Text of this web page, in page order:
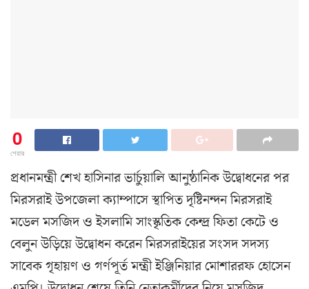
0
শেয়ার
প্রধানমন্ত্রী শেখ হাসিনার ভার্চুয়ালি আনুষ্ঠানিক উদ্বোধনের পর
মিরসরাই উপজেলা ক্যাম্পাসে স্থাপিত দৃষ্টিনন্দন মিরসরাই
মডেল মসজিদ ও ইসলামি সাংস্কৃতিক কেন্দ্র ফিতা কেটে ও
বেলুন উড়িয়ে উদ্বোধন করেন মিরসরাইয়ের সংসদ সদস্য
সাবেক গৃহায়ণ ও গর্ণপূর্ত মন্ত্রী ইঞ্জিনিয়ার মোশাররফ হোসেন